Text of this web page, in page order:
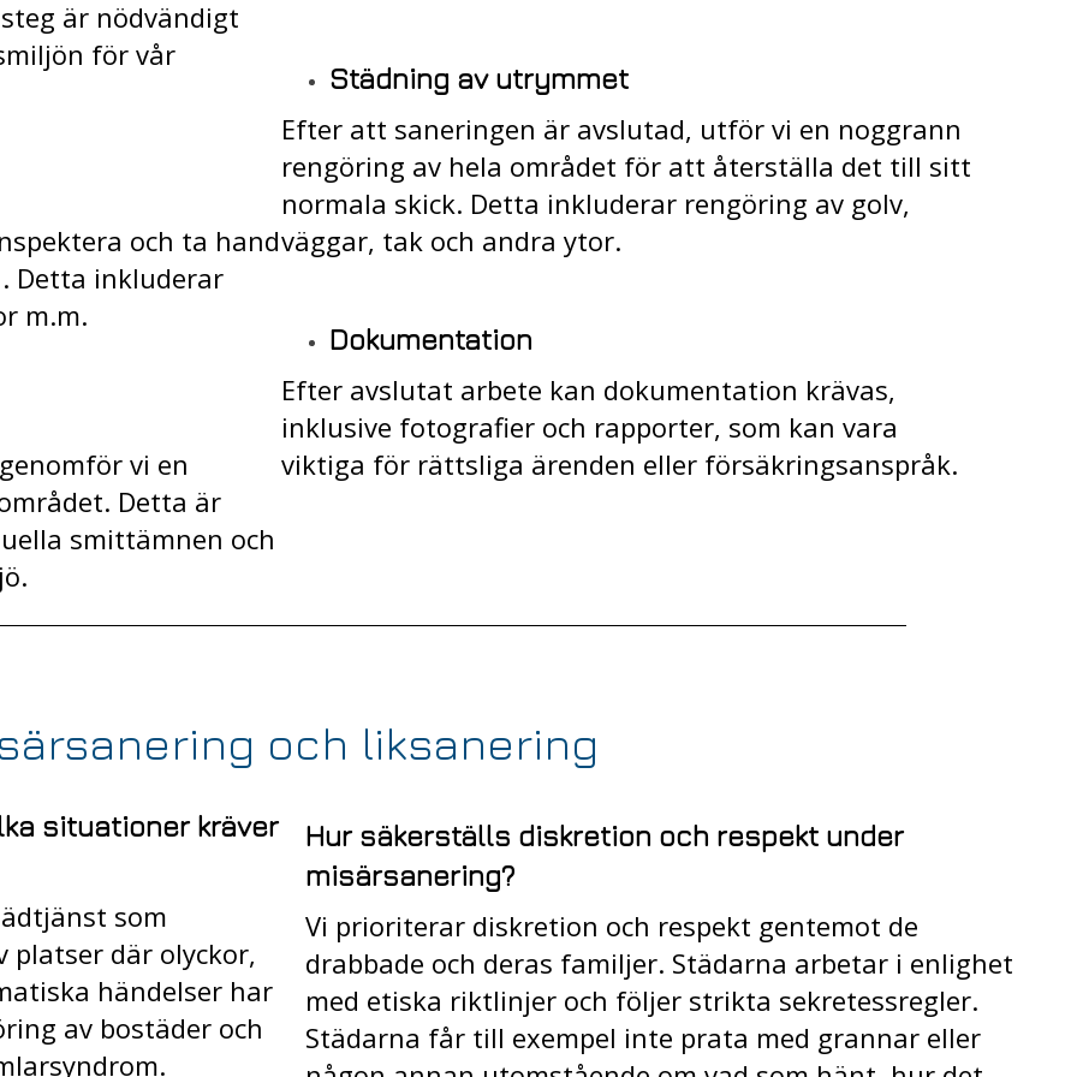
är nödvändigt
för vår
och ta hand
Detta inkluderar
m.m.
vi en
Detta är
smittämnen och
Städning av utrymmet
Efter att saneringen är avslutad, utför vi en noggrann
rengöring av hela området för att återställa det till sitt
normala skick. Detta inkluderar rengöring av golv,
väggar, tak och andra ytor.
Dokumentation
Efter avslutat arbete kan dokumentation krävas,
inklusive fotografier och rapporter, som kan vara
viktiga för rättsliga ärenden eller försäkringsanspråk.
och liksanering
situationer kräver
som
platser där olyckor,
händelser har
av bostäder och
Hur säkerställs diskretion och respekt under
misärsanering?
Vi prioriterar diskretion och respekt gentemot de
drabbade och deras familjer. Städarna arbetar i enlighet
med etiska riktlinjer och följer strikta sekretessregler.
Städarna får till exempel inte prata med grannar eller